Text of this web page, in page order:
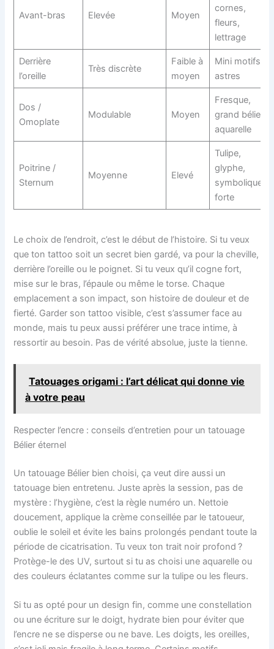
Avant-bras Elevée Moyen
cornes,
fleurs,
lettrage
Derrière
l’oreille
Très discrète
Faible à
moyen
Mini motifs,
astres
Dos /
Omoplate
Modulable Moyen
Fresque,
grand bélier,
aquarelle
Poitrine /
Sternum
Moyenne Elevé
Tulipe,
glyphe,
symbolique
forte
Le choix de l’endroit, c’est le début de l’histoire. Si tu veux
que ton tattoo soit un secret bien gardé, va pour la cheville,
derrière l’oreille ou le poignet. Si tu veux qu’il cogne fort,
mise sur le bras, l’épaule ou même le torse. Chaque
emplacement a son impact, son histoire de douleur et de
fierté. Garder son tattoo visible, c’est s’assumer face au
monde, mais tu peux aussi préférer une trace intime, à
ressortir au besoin. Pas de vérité absolue, juste la tienne.
Tatouages origami : l’art délicat qui donne vie
à votre peau
Respecter l’encre : conseils d’entretien pour un tatouage
Bélier éternel
Un tatouage Bélier bien choisi, ça veut dire aussi un
tatouage bien entretenu. Juste après la session, pas de
mystère : l’hygiène, c’est la règle numéro un. Nettoie
doucement, applique la crème conseillée par le tatoueur,
oublie le soleil et évite les bains prolongés pendant toute la
période de cicatrisation. Tu veux ton trait noir profond ?
Protège-le des UV, surtout si tu as choisi une aquarelle ou
des couleurs éclatantes comme sur la tulipe ou les fleurs.
Si tu as opté pour un design fin, comme une constellation
ou une écriture sur le doigt, hydrate bien pour éviter que
l’encre ne se disperse ou ne bave. Les doigts, les oreilles,